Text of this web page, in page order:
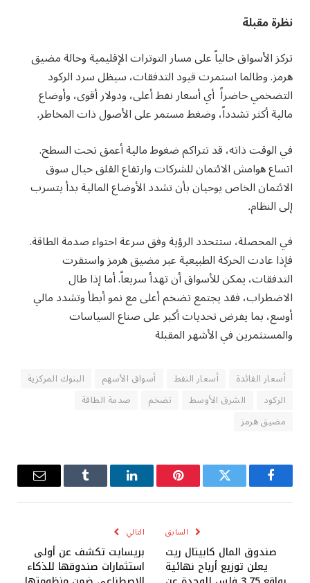
نظرة مقبلة
تركز الأسواق حالياً على مسار التوترات الإقليمية وحالة مضيق
هرمز. وطالما استمرت قيود التدفقات، سيظل سرد الركود
التضخمي حاضراً أي أسعار نفط أعلى، ودولار أقوى، وأوضاع
مالية أكثر تشدداً، وضغط مستمر على الأصول ذات المخاطر.
في الوقت ذاته، قد تتراكم ضغوط مالية أعمق تحت السطح.
اتساع هوامش الائتمان للشركات وارتفاع القلق حيال سوق
الائتمان الخاص يوحيان بأن تشدد الأوضاع المالية بدأ يتسرب
إلى النظام.
في المحصلة، ستتحدد الرؤية وفق سرعة احتواء صدمة الطاقة.
فإذا عادت الحركة الطبيعية عبر مضيق هرمز واستقرت
التدفقات، يمكن للأسواق أن تهدأ سريعاً. أما إذا طال
الاضطراب، فقد يجتمع تضخم أعلى مع نمو أبطأ وتشدد مالي
أوسع، بما يفرض تحديات أكبر على صناع السياسات
والمستثمرين في الأشهر المقبلة
أسعار الفائدة أسعار النفط أسواق الأسهم
البنوك المركزية
الركود
الشرق الأوسط تضخم
صدمة الطاقة
مضيق هرمز
فيسبوك تويتر بينتيريستلينكدإن Tumblr
البريد
السابق
صندوق المال كابيتال ريت
يعلن توزيع أرباح نهائية
التالي
بريسايت تكشف عن أولى
استثمارات صندوقها للذكاء